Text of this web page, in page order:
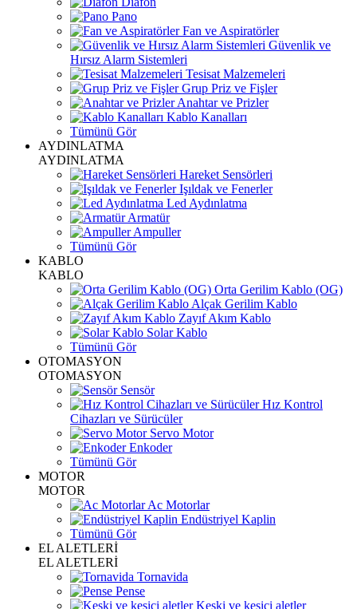
Pano
Fan ve Aspiratörler
Güvenlik ve
Hırsız Alarm Sistemleri
Tesisat Malzemeleri
Grup Priz ve Fişler
Anahtar ve Prizler
Kablo Kanalları
Tümünü Gör
AYDINLATMA
AYDINLATMA
Hareket Sensörleri
Işıldak ve Fenerler
Led Aydınlatma
Armatür
Ampuller
Tümünü Gör
KABLO
KABLO
Orta Gerilim Kablo (OG)
Alçak Gerilim Kablo
Zayıf Akım Kablo
Solar Kablo
Tümünü Gör
OTOMASYON
OTOMASYON
Sensör
Hız Kontrol
Cihazları ve Sürücüler
Servo Motor
Enkoder
Tümünü Gör
MOTOR
MOTOR
Ac Motorlar
Endüstriyel Kaplin
Tümünü Gör
EL ALETLERİ
EL ALETLERİ
Tornavida
Pense
Keski ve kesici aletler